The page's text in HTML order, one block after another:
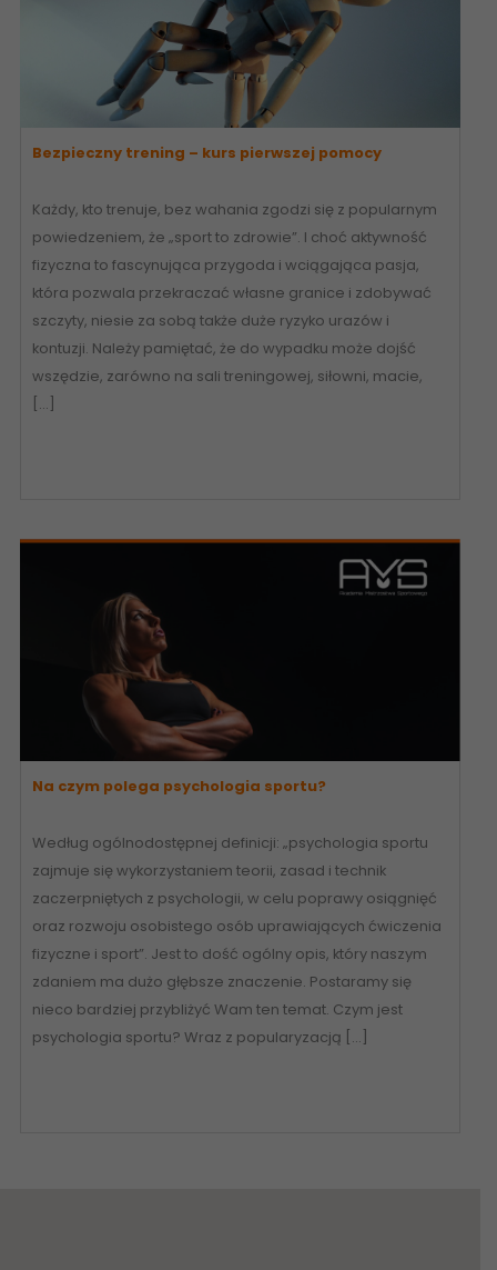
Bezpieczny trening – kurs pierwszej pomocy
Każdy, kto trenuje, bez wahania zgodzi się z popularnym
powiedzeniem, że „sport to zdrowie”. I choć aktywność
fizyczna to fascynująca przygoda i wciągająca pasja,
która pozwala przekraczać własne granice i zdobywać
szczyty, niesie za sobą także duże ryzyko urazów i
kontuzji. Należy pamiętać, że do wypadku może dojść
wszędzie, zarówno na sali treningowej, siłowni, macie,
[…]
Na czym polega psychologia sportu?
Według ogólnodostępnej definicji: „psychologia sportu
zajmuje się wykorzystaniem teorii, zasad i technik
zaczerpniętych z psychologii, w celu poprawy osiągnięć
oraz rozwoju osobistego osób uprawiających ćwiczenia
fizyczne i sport”. Jest to dość ogólny opis, który naszym
zdaniem ma dużo głębsze znaczenie. Postaramy się
nieco bardziej przybliżyć Wam ten temat. Czym jest
psychologia sportu? Wraz z popularyzacją […]